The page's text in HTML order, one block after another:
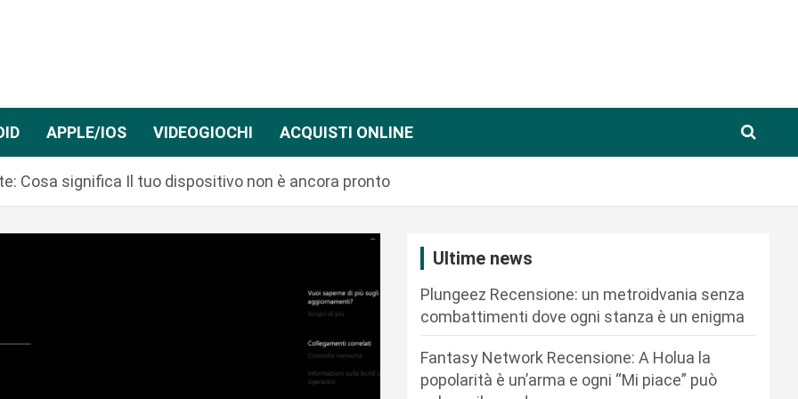
APPLE/IOS VIDEOGIOCHI ACQUISTI ONLINE
Cosa significa Il tuo dispositivo non è ancora pronto
Ultime news
Plungeez Recensione: un metroidvania senza
combattimenti dove ogni stanza è un enigma
Fantasy Network Recensione: A Holua la
popolarità è un’arma e ogni “Mi piace” può